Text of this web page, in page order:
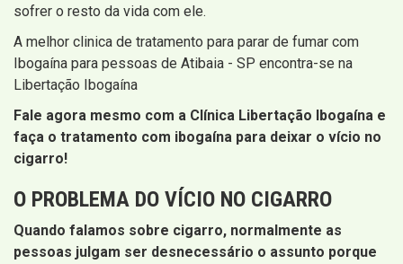
sofrer o resto da vida com ele.
A melhor clinica de tratamento para parar de fumar com
Ibogaína para pessoas de Atibaia - SP encontra-se na
Libertação Ibogaína
Fale agora mesmo com a Clínica Libertação Ibogaína e
faça o tratamento com ibogaína para deixar o vício no
cigarro!
O PROBLEMA DO VÍCIO NO CIGARRO
Quando falamos sobre cigarro, normalmente as
pessoas julgam ser desnecessário o assunto porque